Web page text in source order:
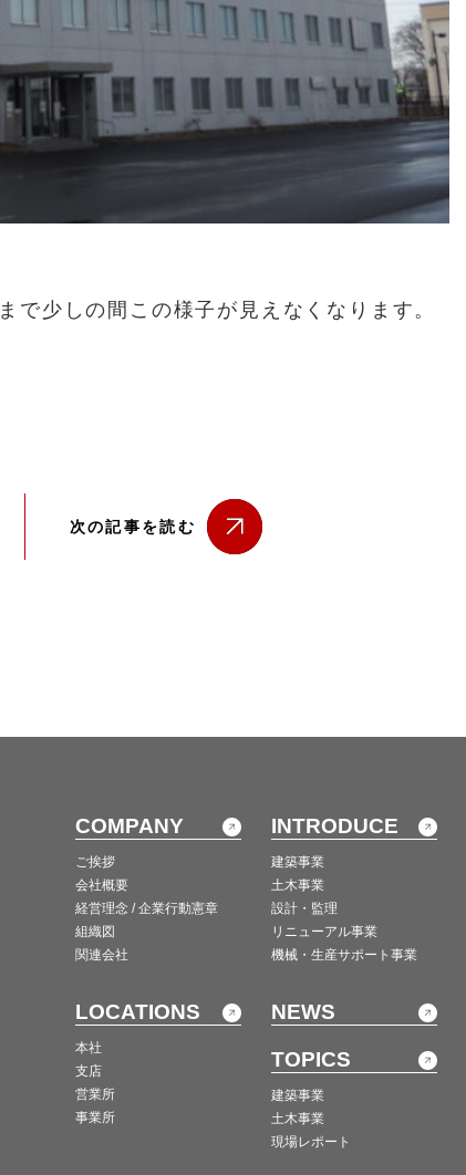
で少しの間この様子が見えなくなります。
次の記事を読む
COMPANY
ご挨拶
会社概要
経営理念 / 企業行動憲章
組織図
関連会社
INTRODUCE
建築事業
土木事業
設計・監理
リニューアル事業
機械・生産サポート事業
LOCATIONS
本社
支店
営業所
事業所
NEWS
TOPICS
建築事業
土木事業
現場レポート